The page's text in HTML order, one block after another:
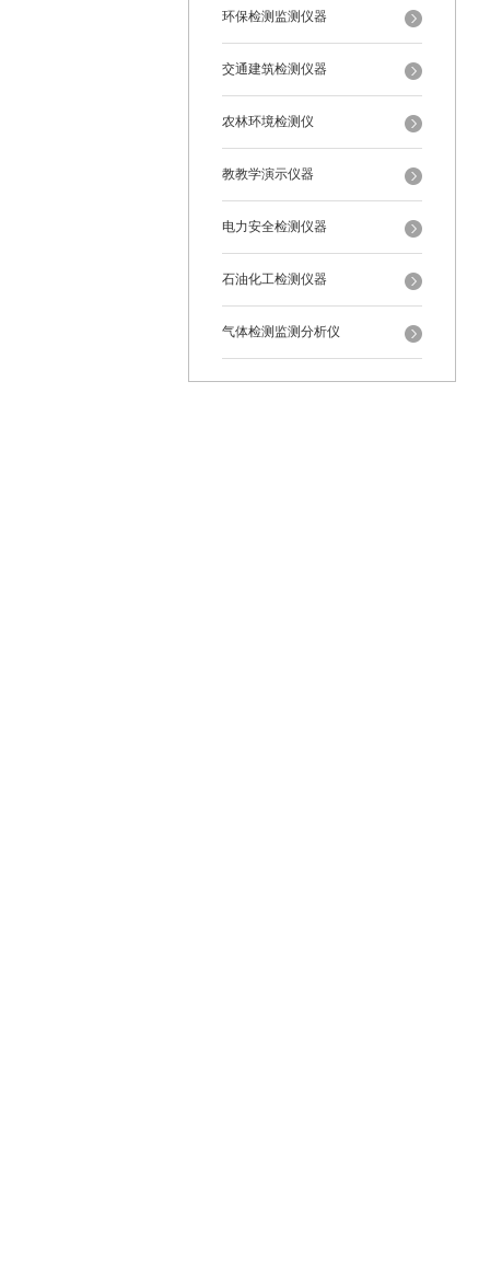
环保检测监测仪器
交通建筑检测仪器
农林环境检测仪
教教学演示仪器
电力安全检测仪器
石油化工检测仪器
气体检测监测分析仪